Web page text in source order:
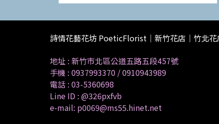
詩情花藝花坊 PoeticFlorist｜新竹花店｜竹北花
地址 : 新竹市北區公道五路五段457號
手機 : 0937993370 /0910943989
電話 : 03-5360698
Line ID : @326pxfvb
e-mail: p0069@ms55.hinet.net